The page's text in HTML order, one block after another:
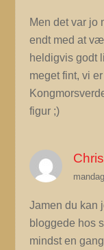
Men det var jo
endt med at
heldigvis godt
meget fint, vi
figur ;)
Jamen du kan
bloggede hos
mindst en